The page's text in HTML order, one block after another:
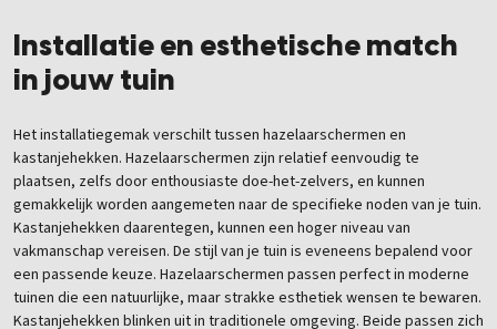
Installatie en esthetische match
in jouw tuin
Het installatiegemak verschilt tussen hazelaarschermen en
kastanjehekken. Hazelaarschermen zijn relatief eenvoudig te
plaatsen, zelfs door enthousiaste doe-het-zelvers, en kunnen
gemakkelijk worden aangemeten naar de specifieke noden van je tuin.
Kastanjehekken daarentegen, kunnen een hoger niveau van
vakmanschap vereisen. De stijl van je tuin is eveneens bepalend voor
een passende keuze. Hazelaarschermen passen perfect in moderne
tuinen die een natuurlijke, maar strakke esthetiek wensen te bewaren.
Kastanjehekken blinken uit in traditionele omgeving. Beide passen zich